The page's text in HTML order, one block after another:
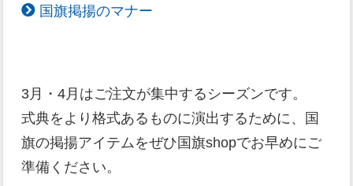
国旗掲揚のマナー
3月・4月はご注文が集中するシーズンです。
式典をより格式あるものに演出するために、国
旗の掲揚アイテムをぜひ国旗shopでお早めにご
準備ください。